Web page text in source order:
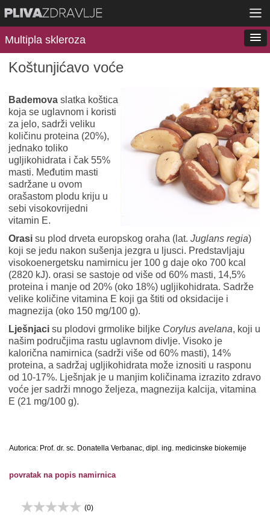
Multipla skleroza
Koštunjićavo voće
Bademova slatka koštica
koja se uglavnom i koristi
za jelo, sadrži veliku
količinu proteina (20%),
jednako toliko
ugljikohidrata i čak 55%
masti. Međutim masti
sadržane u ovom
orašastom plodu kriju u
sebi visokovrijedni
vitamin E.
Orasi su plod drveta europskog oraha (lat. Juglans regia)
koji se jedu nakon sušenja jezgra u ljusci. Predstavljaju
visokoenergetsku namirnicu jer 100 g daje oko 700 kcal
(2820 kJ). orasi se sastoje od više od 60% masti, 14,5%
proteina i manje od 20% (oko 18%) ugljikohidrata. Sadrže
velike količine vitamina E koji ga štiti od oksidacije i
magnezija (oko 150 mg/100 g).
Lješnjaci su plodovi grmolike biljke Corylus avelana, koji u
našim područjima rastu uglavnom divlje. Visoko je
kalorična namirnica (sadrži više od 60% masti), 14%
proteina, a sadržaj ugljikohidrata može iznositi u rasponu
od 10-17%. Lješnjak je u manjim količinama izrazito zdravo
voće jer sadrži mnogo željeza, magnezija kalcija, vitamina
E (21 mg/100 g).
Autorica: Prof. dr. sc. Donatella Verbanac, dipl. ing. medicinske biokemije
povratak na popis namirnica
(0)